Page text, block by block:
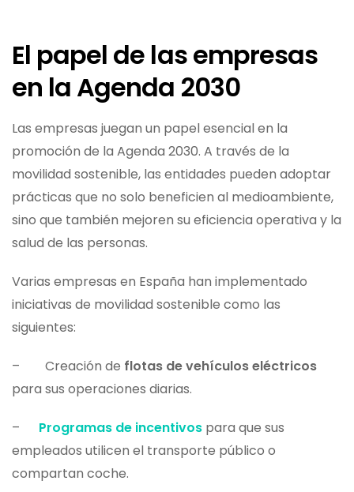
El papel de las empresas
en la Agenda 2030
Las empresas juegan un papel esencial en la
promoción de la Agenda 2030. A través de la
movilidad sostenible, las entidades pueden adoptar
prácticas que no solo beneficien al medioambiente,
sino que también mejoren su eficiencia operativa y la
salud de las personas.
Varias empresas en España han implementado
iniciativas de movilidad sostenible como las
siguientes:
– Creación de flotas de vehículos eléctricos
para sus operaciones diarias.
– Programas de incentivos para que sus
empleados utilicen el transporte público o
compartan coche.